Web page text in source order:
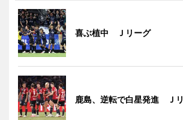
喜ぶ植中 Ｊリーグ
鹿島、逆転で白星発進 Ｊ